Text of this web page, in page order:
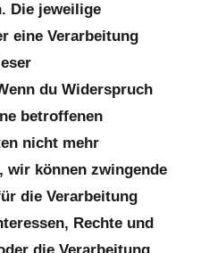
Die jeweilige
eine Verarbeitung
du Widerspruch
betroffenen
nicht mehr
wir können zwingende
die Verarbeitung
Rechte und